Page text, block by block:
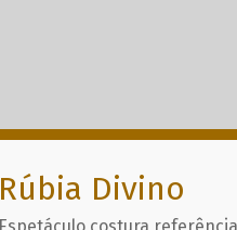
Rúbia Divino